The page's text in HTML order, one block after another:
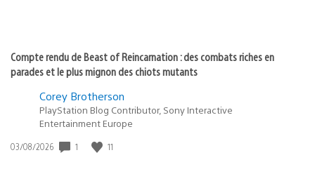
Compte rendu de Beast of Reincarnation : des combats riches en
parades et le plus mignon des chiots mutants
Corey Brotherson
PlayStation Blog Contributor, Sony Interactive
Entertainment Europe
Date
03/08/2026 1 11